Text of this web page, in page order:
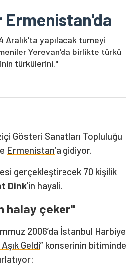
Ermenistan'da
Aralık'ta yapılacak turneyi
Yerevan’da birlikte türkü
türkülerini."
Gösteri Sanatları Topluluğu
Ermenistan’a gidiyor.
gerçekleştirecek 70 kişilik
Dink’in hayali.
halay çeker"
2006’da İstanbul Harbiye
Geldi” konserinin bitiminde